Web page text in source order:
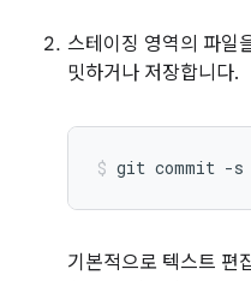
스테이징 영역의 파일
밋하거나 저장합니다.
git commit -s
기본적으로 텍스트 편